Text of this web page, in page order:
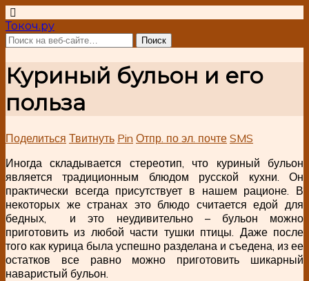
Токоч.ру
Куриный бульон и его
польза
Поделиться Твитнуть Pin Отпр. по эл. почте SMS
Иногда складывается стереотип, что куриный бульон
является традиционным блюдом русской кухни. Он
практически всегда присутствует в нашем рационе. В
некоторых же странах это блюдо считается едой для
бедных, и это неудивительно – бульон можно
приготовить из любой части тушки птицы. Даже после
того как курица была успешно разделана и съедена, из ее
остатков все равно можно приготовить шикарный
наваристый бульон.